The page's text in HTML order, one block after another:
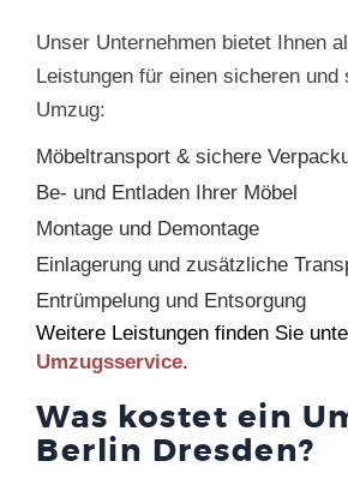
Unser Unternehmen bietet Ihnen
Leistungen für einen sicheren
Umzug:
Möbeltransport & sichere
Be- und Entladen Ihrer Möbel
Montage und Demontage
Einlagerung und zusätzliche
Entrümpelung und Entsorgung
Weitere Leistungen finden Sie
Umzugsservice.
Was kostet ein
Berlin Dresden?